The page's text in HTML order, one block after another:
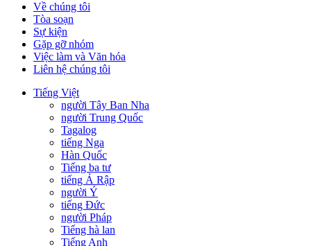
Về chúng tôi
Tòa soạn
Sự kiện
Gặp gỡ nhóm
Việc làm và Văn hóa
Liên hệ chúng tôi
Tiếng Việt
người Tây Ban Nha
người Trung Quốc
Tagalog
tiếng Nga
Hàn Quốc
Tiếng ba tư
tiếng Ả Rập
người Ý
tiếng Đức
người Pháp
Tiếng hà lan
Tiếng Anh